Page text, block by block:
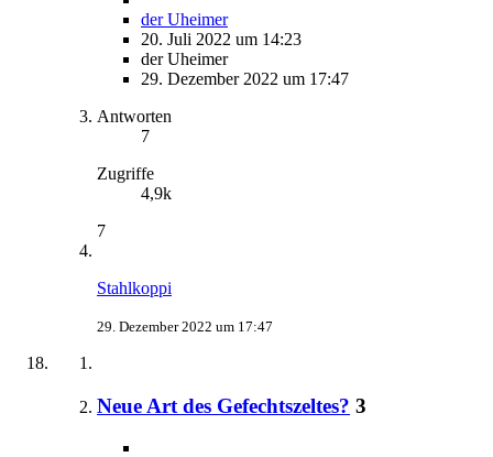
der Uheimer
20. Juli 2022 um 14:23
der Uheimer
29. Dezember 2022 um 17:47
Antworten
7
Zugriffe
4,9k
7
Stahlkoppi
29. Dezember 2022 um 17:47
Neue Art des Gefechtszeltes? 3